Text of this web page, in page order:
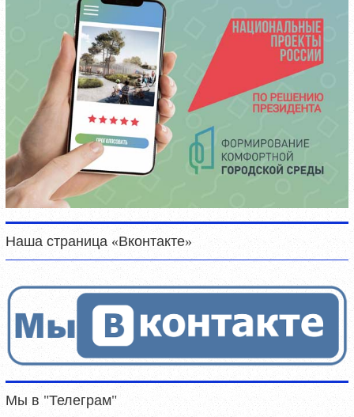
Наша страница «Вконтакте»
Мы в "Телеграм"